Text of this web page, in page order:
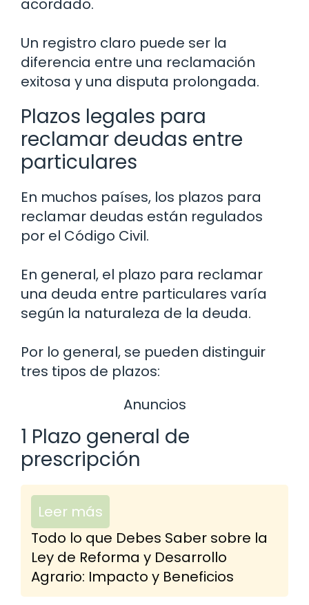
acordado.
Un registro claro puede ser la
diferencia entre una reclamación
exitosa y una disputa prolongada.
Plazos legales para
reclamar deudas entre
particulares
En muchos países, los plazos para
reclamar deudas están regulados
por el Código Civil.
En general, el plazo para reclamar
una deuda entre particulares varía
según la naturaleza de la deuda.
Por lo general, se pueden distinguir
tres tipos de plazos:
Anuncios
1 Plazo general de
prescripción
Leer más
Todo lo que Debes Saber sobre la
Ley de Reforma y Desarrollo
Agrario: Impacto y Beneficios